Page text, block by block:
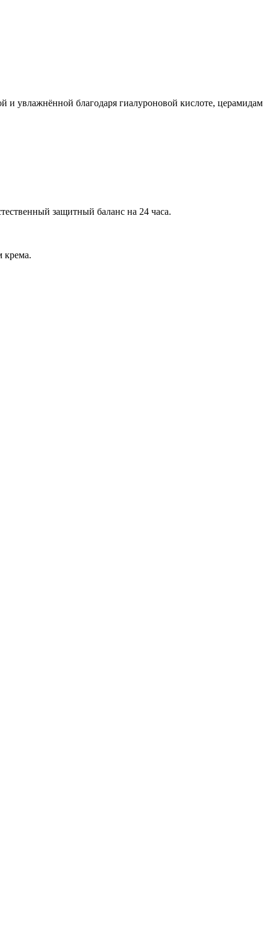
и увлажнённой благодаря гиалуроновой кислоте, церамидам
защитный баланс на 24 часа.
крема.